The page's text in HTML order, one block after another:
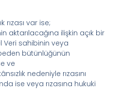
rızası var ise;
aktarılacağına ilişkin açık bir
Veri sahibinin veya
bütünlüğünün
ve
nedeniyle rızasını
ise veya rızasına hukuki